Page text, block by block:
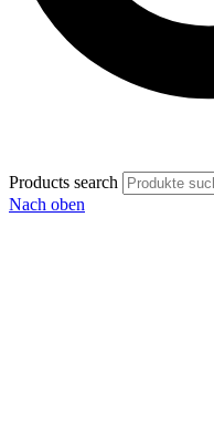
Products search
Nach oben